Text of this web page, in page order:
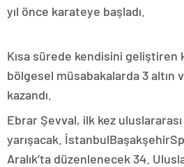
yıl önce karateye başladı.
Kısa sürede kendisini geliştiren
bölgesel müsabakalarda 3 altın
kazandı.
Ebrar Şevval, ilk kez
yarışacak.
Aralık’ta düzenlenecek 34.